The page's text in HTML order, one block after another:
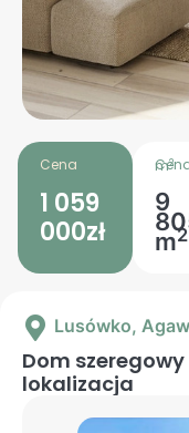
Cena
1 059
000zł
Cena za m2
9
m2
Lusówko,
Dom
lokalizacja